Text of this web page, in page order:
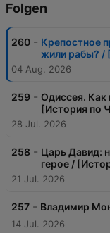
Folgen
260 - Крепостное
жили рабы? /
04 Aug. 2026
259 - Одиссея. Как
[История по
28 Jul. 2026
258 - Царь Давид:
герое /
21 Jul. 2026
257 - Владимир
14 Jul. 2026